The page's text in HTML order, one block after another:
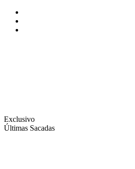
Exclusivo
Últimas Sacadas